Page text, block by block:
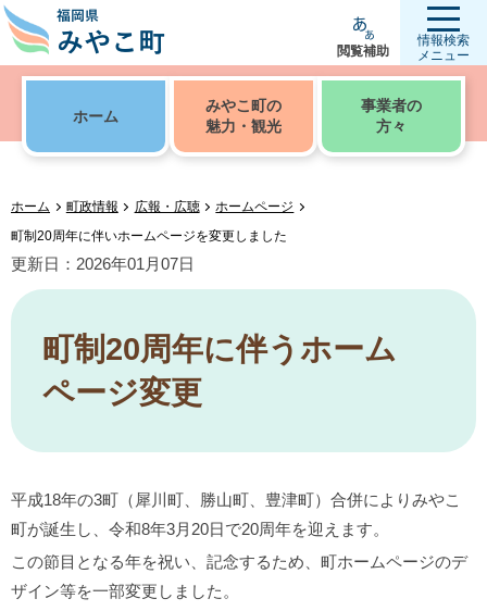
閲覧補助
情報検索
メニュー
ホーム
みやこ町の
魅力・観光
事業者の
方々
ホーム 町政情報 広報・広聴
ホームページ
町制20周年に伴いホームページを変更しました
更新日：2026年01月07日
町制20周年に伴うホーム
ページ変更
平成18年の3町（犀川町、勝山町、豊津町）合併によりみやこ
町が誕生し、令和8年3月20日で20周年を迎えます。
この節目となる年を祝い、記念するため、町ホームページのデ
ザイン等を一部変更しました。